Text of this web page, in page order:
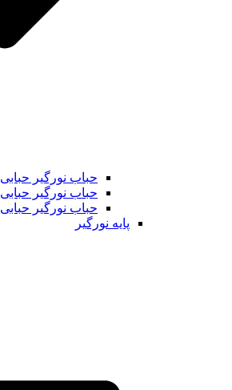
حباب نورگیر حبابی 60 در 60
حباب نورگیر حبابی 70 در 70
حباب نورگیر حبابی 90 در 90
پایه نورگیر